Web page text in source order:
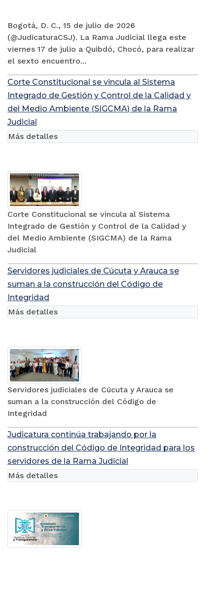
Bogotá, D. C., 15 de julio de 2026
(@JudicaturaCSJ). La Rama Judicial llega este
viernes 17 de julio a Quibdó, Chocó, para realizar
el sexto encuentro...
Corte Constitucional se vincula al Sistema
Integrado de Gestión y Control de la Calidad y
del Medio Ambiente (SIGCMA) de la Rama
Judicial
Corte Constitucional se vincula al Sistema
Integrado de Gestión y Control de la Calidad y
del Medio Ambiente (SIGCMA) de la Rama
Judicial
Más detalles
Servidores judiciales de Cúcuta y Arauca se
suman a la construcción del Código de
Integridad
Servidores judiciales de Cúcuta y Arauca se
suman a la construcción del Código de
Integridad
Más detalles
Judicatura continúa trabajando por la
construcción del Código de Integridad para los
servidores de la Rama Judicial
Más detalles